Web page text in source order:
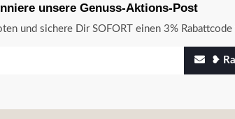
unsere Genuss-Aktions-Post
und sichere Dir SOFORT einen 3%
❥